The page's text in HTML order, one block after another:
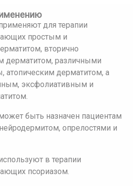
для терапии
простым и
вторично
дерматитом, различными
дерматитом, а
эксфолиативным и
быть назначен пациентам
опрелостями и
в терапии
псориазом.